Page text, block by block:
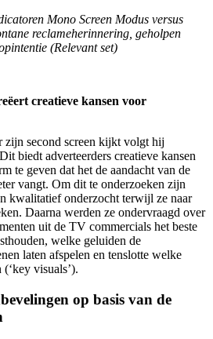
Mono Screen Modus versus
reclameherinnering, geholpen
(Relevant set)
creatieve kansen voor
zijn second screen kijkt volgt hij
biedt adverteerders creatieve kansen
te geven dat het de aandacht van de
vangt. Om dit te onderzoeken zijn
kwalitatief onderzocht terwijl ze naar
Daarna werden ze ondervraagd over
uit de TV commercials het beste
welke geluiden de
laten afspelen en tenslotte welke
visuals’).
op basis van de